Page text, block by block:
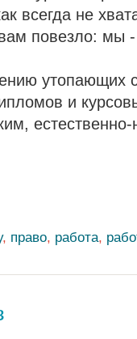
всегда не
повезло: мы
утопающих
и
, право, работа,